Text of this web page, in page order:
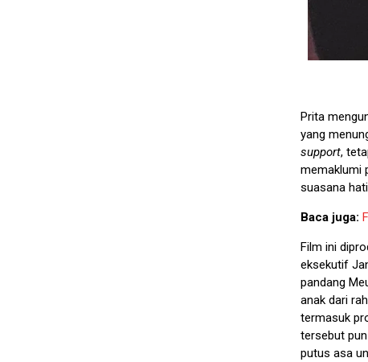
Prita
yang
support,
memaklumi
suasana
Baca juga:
Film ini
eksekutif
pandang
anak dari
termasuk
tersebut
putus asa